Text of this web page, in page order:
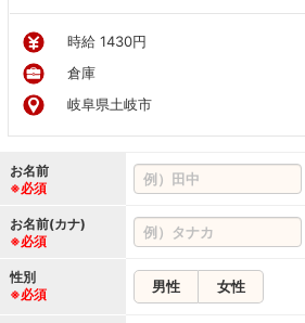
時給 1430円
倉庫
岐阜県土岐市
お名前
※必須
お名前(カナ)
※必須
性別
※必須
男性 女性